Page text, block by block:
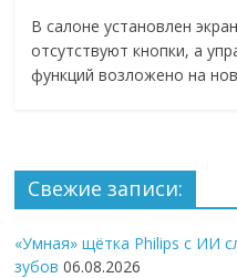
В салоне установлен
отсутствуют кнопки, а
функций возложено на
Свежие записи:
«Умная» щётка Philips с ИИ
зубов 06.08.2026